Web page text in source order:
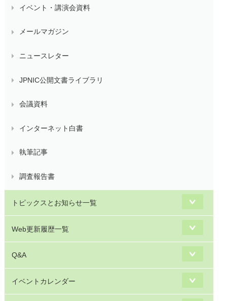
イベント・講演会資料
メールマガジン
ニュースレター
JPNIC公開文書ライブラリ
会議資料
インターネット白書
執筆記事
調査報告書
トピックスとお知らせ一覧
Web更新履歴一覧
Q&A
イベントカレンダー